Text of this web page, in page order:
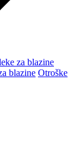
za blazine
blazine Otroške